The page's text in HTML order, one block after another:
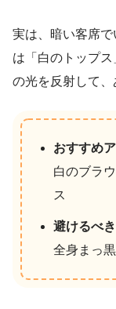
実は、暗い客席
は「白のトップ
の光を反射して、
おすすめ
白のブラ
ス
避けるべ
全身まっ